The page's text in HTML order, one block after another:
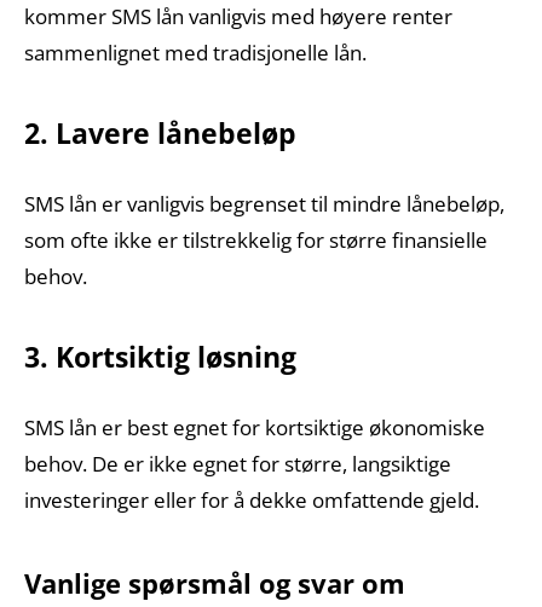
kommer SMS lån vanligvis med høyere renter
sammenlignet med tradisjonelle lån.
2. Lavere lånebeløp
SMS lån er vanligvis begrenset til mindre lånebeløp,
som ofte ikke er tilstrekkelig for større finansielle
behov.
3. Kortsiktig løsning
SMS lån er best egnet for kortsiktige økonomiske
behov. De er ikke egnet for større, langsiktige
investeringer eller for å dekke omfattende gjeld.
Vanlige spørsmål og svar om